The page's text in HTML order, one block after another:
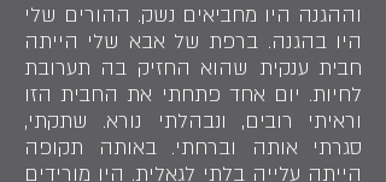
וההגנה היו מחביאים נשק. ההורים שלי
היו בהגנה. ברפת של אבא שלי הייתה
חבית ענקית שהוא החזיק בה תערובת
לחיות. יום אחד פתחתי את החבית הזו
וראיתי רובים, ונבהלתי נורא. שתקתי,
סגרתי אותה וברחתי. באותה תקופה
הייתה עלייה בלתי לגאלית. היו מורידים